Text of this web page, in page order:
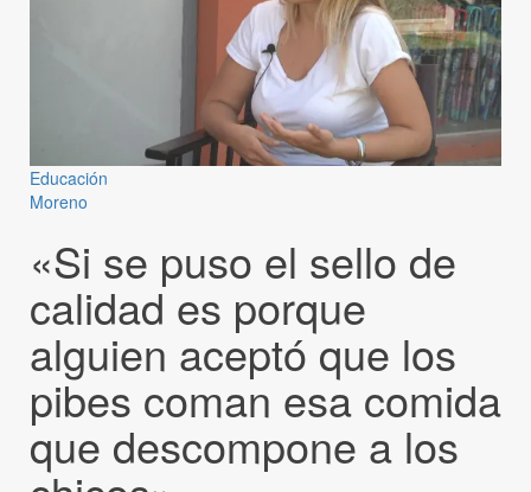
Educación
Moreno
«Si se puso el sello de
calidad es porque
alguien aceptó que los
pibes coman esa comida
que descompone a los